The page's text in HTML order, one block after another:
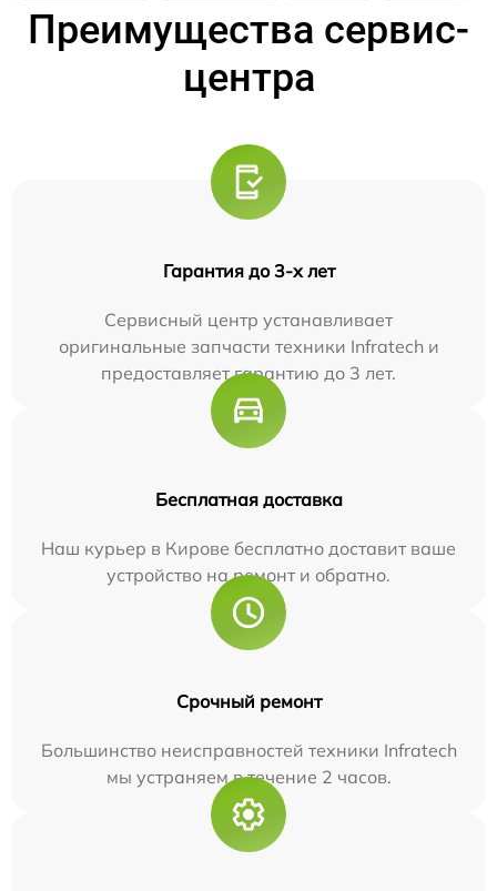
Преимущества сервис-
центра
Гарантия до 3-х лет
Сервисный центр устанавливает
оригинальные запчасти техники Infratech и
предоставляет гарантию до 3 лет.
Бесплатная доставка
Наш курьер в Кирове бесплатно доставит ваше
устройство на ремонт и обратно.
Срочный ремонт
Большинство неисправностей техники Infratech
мы устраняем в течение 2 часов.